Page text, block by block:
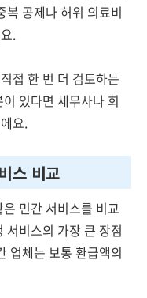
복 공제나 허위 의료비
.
접 한 번 더 검토하는
있다면 세무사나 회
요.
스 비교
민간 서비스를 비교
비스의 가장 큰 장점
업체는 보통 환급액의